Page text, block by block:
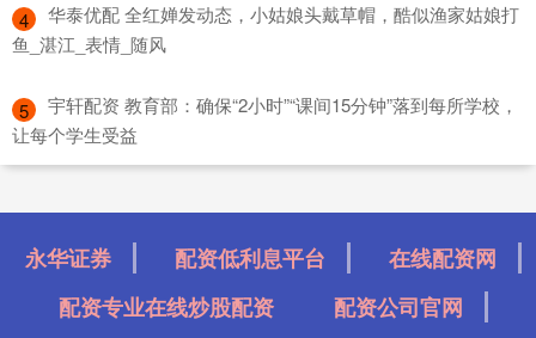
4
​华泰优配 全红婵发动态，小姑娘头戴草帽，酷似渔家姑娘打
鱼_湛江_表情_随风
5
​宇轩配资 教育部：确保“2小时”“课间15分钟”落到每所学校，
让每个学生受益
永华证券 配资低利息平台
在线配资网
配资专业在线炒股配资
配资公司官网